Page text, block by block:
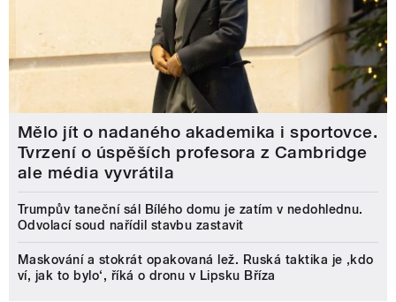
Mělo jít o nadaného akademika i sportovce.
Tvrzení o úspěších profesora z Cambridge
ale média vyvrátila
Trumpův taneční sál Bílého domu je zatím v nedohlednu.
Odvolací soud nařídil stavbu zastavit
Maskování a stokrát opakovaná lež. Ruská taktika je ‚kdo
ví, jak to bylo‘, říká o dronu v Lipsku Bříza